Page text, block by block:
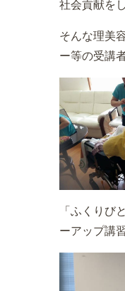
社会貢献を
そんな理美
ー等の受講
「ふくりび
ーアップ講